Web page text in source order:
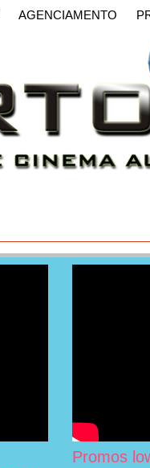
AGENCIAMENTO
Promos